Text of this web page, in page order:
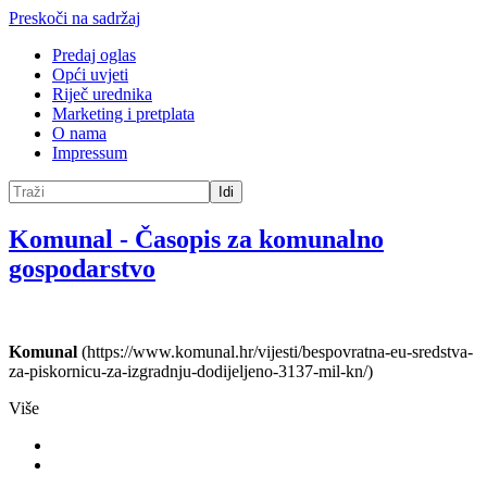
Preskoči na sadržaj
Predaj oglas
Opći uvjeti
Riječ urednika
Marketing i pretplata
O nama
Impressum
Idi
Komunal - Časopis za komunalno
gospodarstvo
Komunal (https://www.komunal.hr/vijesti/bespovratna-eu-sredstva-
za-piskornicu-za-izgradnju-dodijeljeno-3137-mil-kn/)
Više